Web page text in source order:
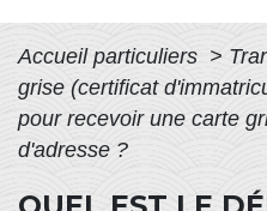
Accueil particuliers >
grise (certificat
pour recevoir une carte
d'adresse ?